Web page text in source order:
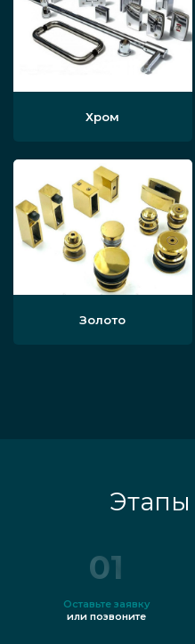
Хром
Золото
Этапы
01
Оставьте заявку
или позвоните